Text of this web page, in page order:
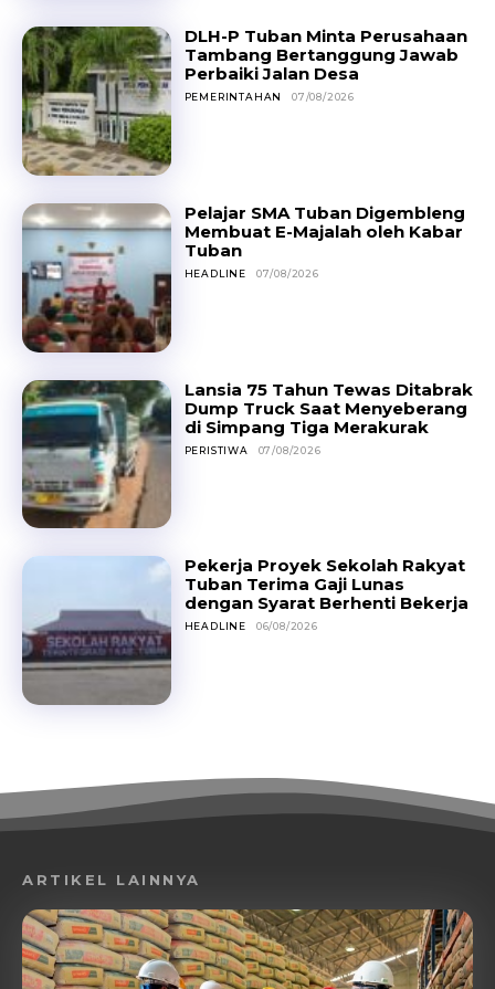
DLH-P Tuban Minta Perusahaan
Tambang Bertanggung Jawab
Perbaiki Jalan Desa
PEMERINTAHAN 07/08/2026
Pelajar SMA Tuban Digembleng
Membuat E-Majalah oleh Kabar
Tuban
HEADLINE 07/08/2026
Lansia 75 Tahun Tewas Ditabrak
Dump Truck Saat Menyeberang
di Simpang Tiga Merakurak
PERISTIWA 07/08/2026
Pekerja Proyek Sekolah Rakyat
Tuban Terima Gaji Lunas
dengan Syarat Berhenti Bekerja
HEADLINE 06/08/2026
ARTIKEL LAINNYA